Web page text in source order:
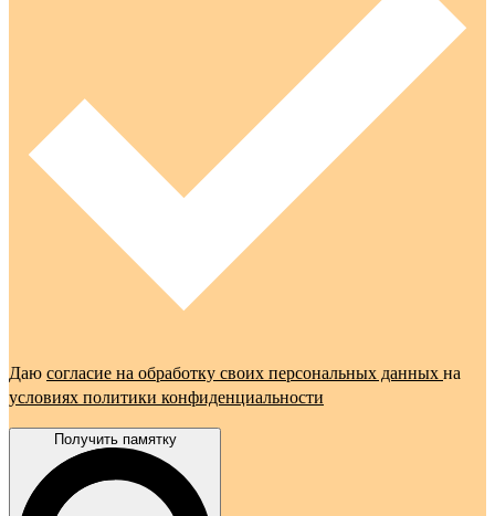
Даю согласие на обработку своих персональных данных на
условиях политики конфиденциальности
Получить памятку